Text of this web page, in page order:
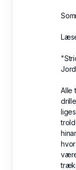
Alle